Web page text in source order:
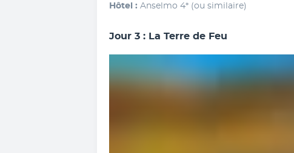
Hôtel : Anselmo 4* (ou similaire)
Jour 3 : La Terre de Feu